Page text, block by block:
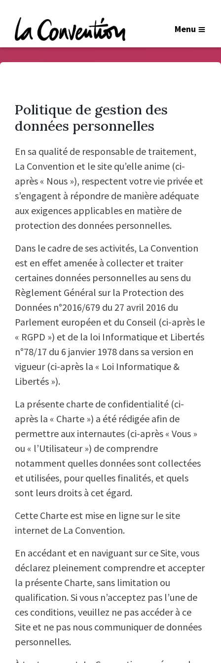
Menu
Politique de gestion des
données personnelles
En sa qualité de responsable de traitement,
La Convention et le site qu’elle anime (ci-
après « Nous »), respectent votre vie privée et
s’engagent à répondre de manière adéquate
aux exigences applicables en matière de
protection des données personnelles.
Dans le cadre de ses activités, La Convention
est en effet amenée à collecter et traiter
certaines données personnelles au sens du
Règlement Général sur la Protection des
Données n°2016/679 du 27 avril 2016 du
Parlement européen et du Conseil (ci-après le
« RGPD ») et de la loi Informatique et Libertés
n°78/17 du 6 janvier 1978 dans sa version en
vigueur (ci-après la « Loi Informatique &
Libertés »).
La présente charte de confidentialité (ci-
après la « Charte ») a été rédigée afin de
permettre aux internautes (ci-après « Vous »
ou « l’Utilisateur ») de comprendre
notamment quelles données sont collectées
et utilisées, pour quelles finalités, et quels
sont leurs droits à cet égard.
Cette Charte est mise en ligne sur le site
internet de La Convention.
En accédant et en naviguant sur ce Site, vous
déclarez pleinement comprendre et accepter
la présente Charte, sans limitation ou
qualification. Si vous n’acceptez pas l’une de
ces conditions, veuillez ne pas accéder à ce
Site et ne pas nous communiquer de données
personnelles.